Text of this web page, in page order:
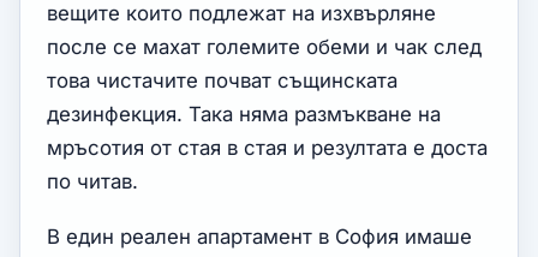
вещите които подлежат на изхвърляне
после се махат големите обеми и чак след
това чистачите почват същинската
дезинфекция. Така няма размъкване на
мръсотия от стая в стая и резултата е доста
по читав.
В един реален апартамент в София имаше